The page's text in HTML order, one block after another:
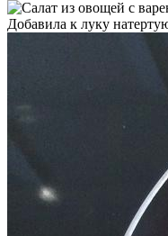
Добавила к луку